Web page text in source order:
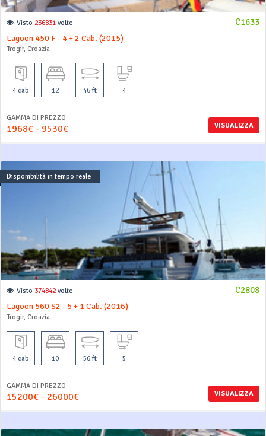
C1633
Visto 236831 volte
Lagoon 450 F - 4 + 2 Cab. (2015)
Trogir, Croazia
4 cab 12 46 ft 4
VISUALIZZA
GAMMA DI PREZZO
1968€ - 9530€
Disponibilità in tempo reale
C2808
Visto 374842 volte
Lagoon 560 S2 - 5 + 1 Cab. (2016)
Trogir, Croazia
4 cab 10 56 ft 5
VISUALIZZA
GAMMA DI PREZZO
15200€ - 26000€